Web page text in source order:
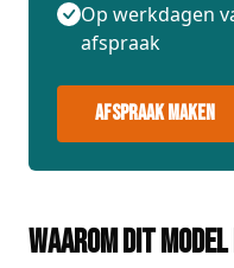
Op werkdagen
afspraak
Afspraak maken
Waarom dit